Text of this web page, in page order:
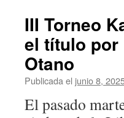
III Torneo
el título por
Otano
Publicada el junio 8,
El pasado